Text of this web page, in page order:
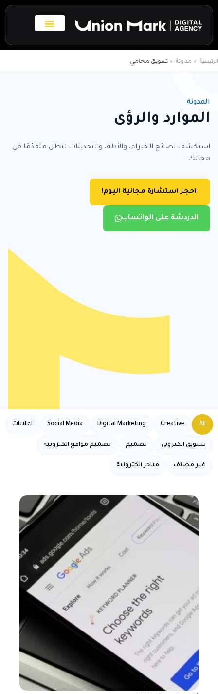
تخطي
المحتوى
الرئيسية مدونة تسويق محامي
المدونة
الموارد والرؤى
استكشف نصائح الخبراء، والأدلة، والتحديثات لتظل متقدّمًا في
مجالك.
احجز استشارة مجانية اليوم!
الدردشة على الواتساب
Creative
Digital Marketing
Social Media اعلانات
تسويق الكتروني تصميم تصميم مواقع الكترونية
غير مصنف متاجر الكترونية
All